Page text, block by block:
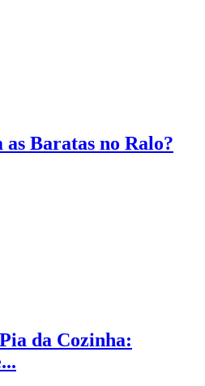
Baratas no Ralo?
da Cozinha: